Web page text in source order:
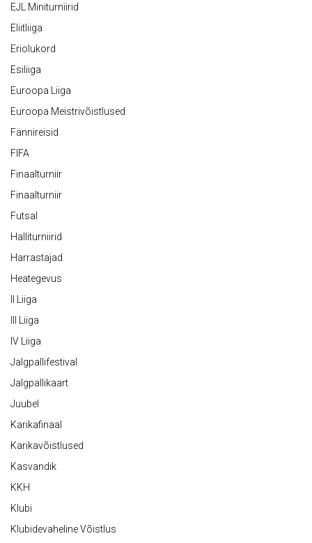
EJL Miniturniirid
Eliitliiga
Eriolukord
Esiliiga
Euroopa Liiga
Euroopa Meistrivõistlused
Fännireisid
FIFA
Finaalturniir
Finaalturniir
Futsal
Halliturniirid
Harrastajad
Heategevus
II Liiga
III Liiga
IV Liiga
Jalgpallifestival
Jalgpallikaart
Juubel
Karikafinaal
Karikavõistlused
Kasvandik
KKH
Klubi
Klubidevaheline Võistlus